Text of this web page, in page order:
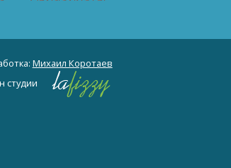
Михаил Коротаев
студии